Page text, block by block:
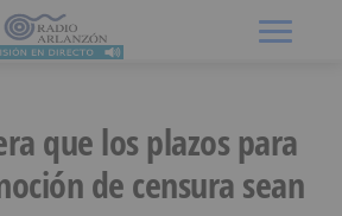
que los plazos para
de censura sean